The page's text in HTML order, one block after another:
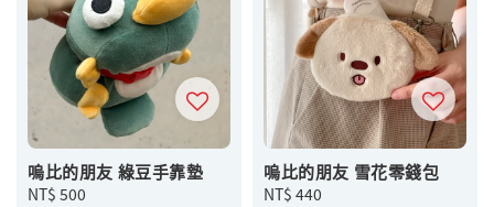
嗚比的朋友 綠豆手靠墊
Regular
NT$ 500
嗚比的朋友 雪花零錢包
Regular
NT$ 440